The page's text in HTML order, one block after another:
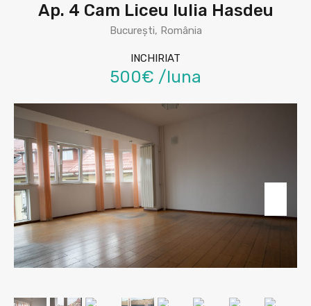
Ap. 4 Cam Liceu Iulia Hasdeu
București, România
INCHIRIAT
500€ /luna